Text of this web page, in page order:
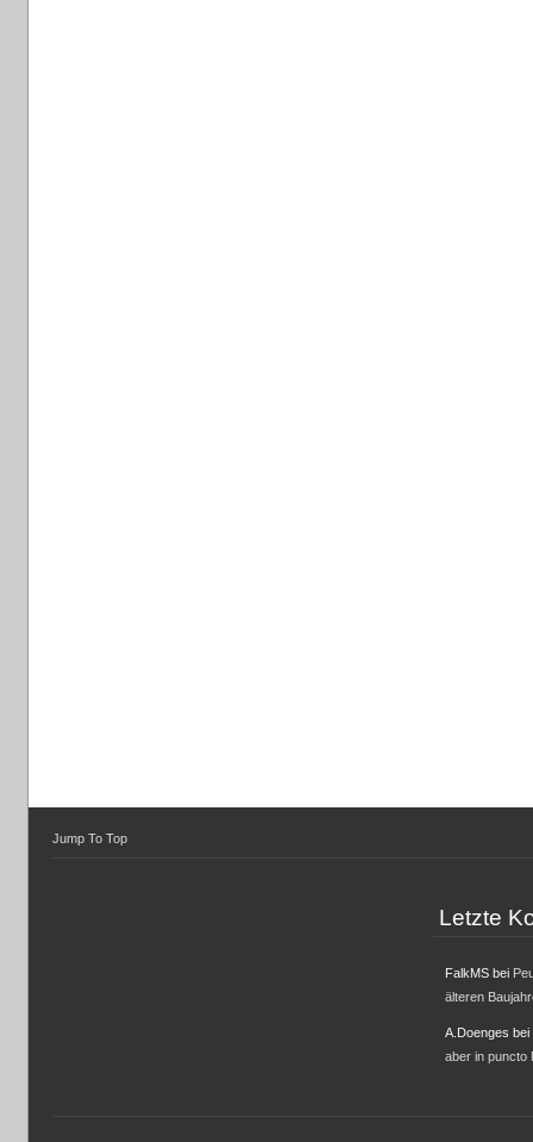
Jump To Top
Letzte
FalkMSbei
älteren
A.Doenges bei
aber in puncto